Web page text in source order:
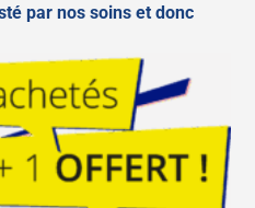
par nos soins et donc